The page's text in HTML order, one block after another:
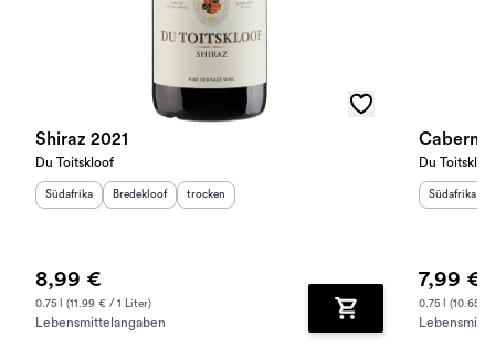
Shiraz 2021
Du Toitskloof
Herkunftsland:
Südafrika Herkunftsregion:
Bredekloof Geschmack
trocken
8,99 €
0.75 l (11.99 € / 1 Liter)
Lebensmittelangaben Zum Warenkorb
Du
Südafrika
7,99 €
0.75 l (10.65 €